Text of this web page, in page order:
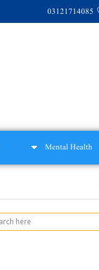
03121714085
Mental Health